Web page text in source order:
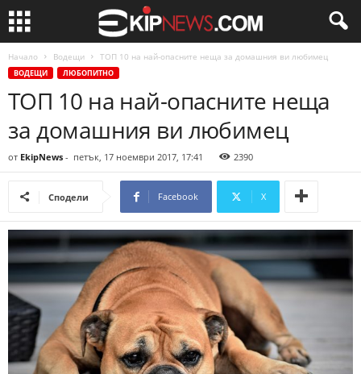
Начало Водещи ТОП 10 на най-опасните неща за домашния ви любимец
ВОДЕЩИ ЛЮБОПИТНО
ТОП 10 на най-опасните неща
за домашния ви любимец
от EkipNews - петък, 17 ноември 2017, 17:41 2390
Сподели Facebook X